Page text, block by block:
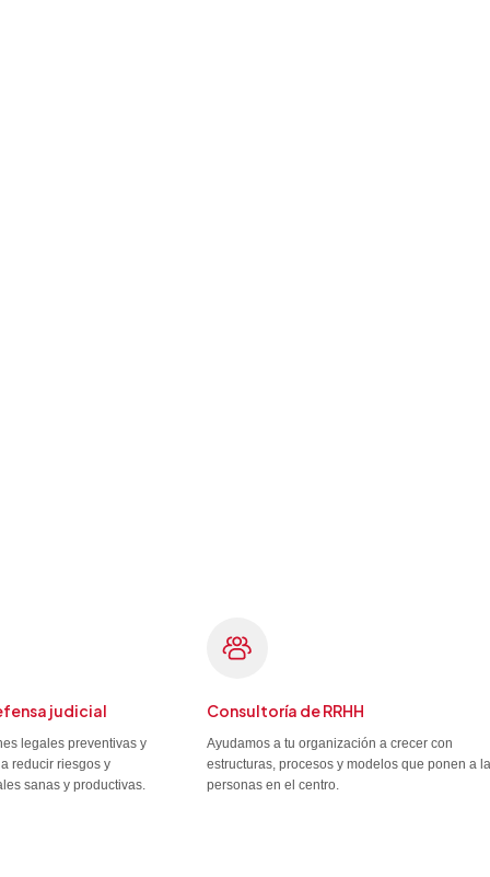
judicial
legales preventivas y
reducir riesgos y
sanas y productivas.
Consultoría de RRHH
Ayudamos a tu organización a crecer con
estructuras, procesos y modelos que ponen a
personas en el centro.